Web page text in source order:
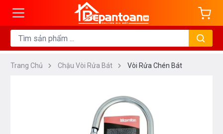
Trang Chủ Chậu Vòi Rửa Bát Vòi Rửa Chén Bát